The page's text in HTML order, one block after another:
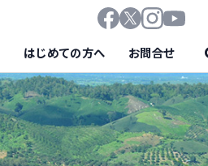
はじめての方へ お問合せ